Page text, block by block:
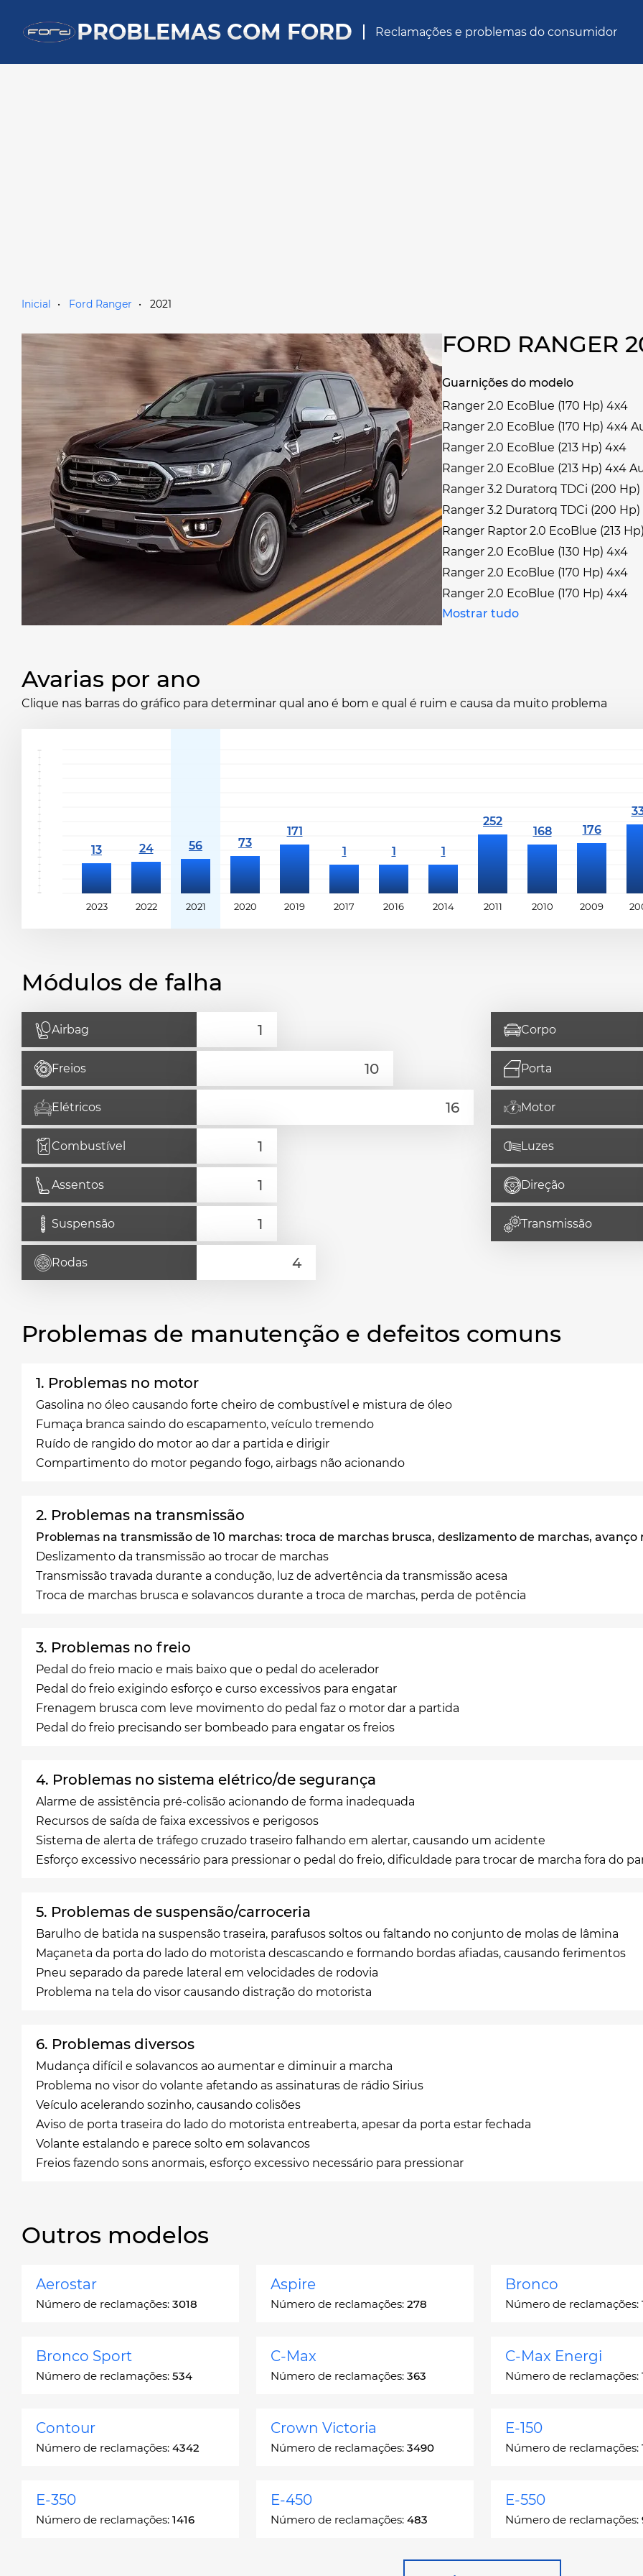
PROBLEMAS COM FORD Reclamações e problemas do consumidor
Inicial Ford Ranger 2021
FORD RANGER
Guarnições do modelo
Ranger 2.0 EcoBlue (170 Hp) 4x4
Ranger 2.0 EcoBlue (170 Hp) 4x4
Ranger 2.0 EcoBlue (213 Hp) 4x4
Ranger 2.0 EcoBlue (213 Hp) 4x4
Ranger 3.2 Duratorq TDCi (200
Ranger 3.2 Duratorq TDCi (200
Ranger Raptor 2.0 EcoBlue (213
Ranger 2.0 EcoBlue (130 Hp) 4x4
Ranger 2.0 EcoBlue (170 Hp) 4x4
Ranger 2.0 EcoBlue (170 Hp) 4x4
Mostrar tudo
Avarias por ano
Clique nas barras do gráfico para determinar qual ano é bom e qual é ruim e causa da muito problema
2023 2022 2021 2020 2019 2017 2016 2014 2011 2010 2009
Módulos de falha
Airbag Corpo
Freios Porta
Elétricos Motor
Combustível Luzes
Assentos Direção
Suspensão Transmissão
Rodas
Problemas de manutenção e defeitos comuns
1. Problemas no motor
Gasolina no óleo causando forte cheiro de combustível e mistura de óleo
Fumaça branca saindo do escapamento, veículo tremendo
Ruído de rangido do motor ao dar a partida e dirigir
Compartimento do motor pegando fogo, airbags não acionando
2. Problemas na transmissão
Problemas na transmissão de 10 marchas: troca de marchas brusca, deslizamento de marchas, avanço
Deslizamento da transmissão ao trocar de marchas
Transmissão travada durante a condução, luz de advertência da transmissão acesa
Troca de marchas brusca e solavancos durante a troca de marchas, perda de potência
3. Problemas no freio
Pedal do freio macio e mais baixo que o pedal do acelerador
Pedal do freio exigindo esforço e curso excessivos para engatar
Frenagem brusca com leve movimento do pedal faz o motor dar a partida
Pedal do freio precisando ser bombeado para engatar os freios
4. Problemas no sistema elétrico/de segurança
Alarme de assistência pré-colisão acionando de forma inadequada
Recursos de saída de faixa excessivos e perigosos
Sistema de alerta de tráfego cruzado traseiro falhando em alertar, causando um acidente
Esforço excessivo necessário para pressionar o pedal do freio, dificuldade para trocar de marcha fora do
5. Problemas de suspensão/carroceria
Barulho de batida na suspensão traseira, parafusos soltos ou faltando no conjunto de molas de lâmina
Maçaneta da porta do lado do motorista descascando e formando bordas afiadas, causando ferimentos
Pneu separado da parede lateral em velocidades de rodovia
Problema na tela do visor causando distração do motorista
6. Problemas diversos
Mudança difícil e solavancos ao aumentar e diminuir a marcha
Problema no visor do volante afetando as assinaturas de rádio Sirius
Veículo acelerando sozinho, causando colisões
Aviso de porta traseira do lado do motorista entreaberta, apesar da porta estar fechada
Volante estalando e parece solto em solavancos
Freios fazendo sons anormais, esforço excessivo necessário para pressionar
Outros modelos
Aerostar
Número de reclamações: 3018
Aspire
Número de reclamações: 278
Bronco
Número de reclamações:
Bronco Sport
Número de reclamações: 534
C-Max
Número de reclamações: 363
C-Max Energi
Número de reclamações:
Contour
Número de reclamações: 4342
Crown Victoria
Número de reclamações: 3490
E-150
Número de reclamações:
E-350
Número de reclamações: 1416
E-450
Número de reclamações: 483
E-550
Número de reclamações: